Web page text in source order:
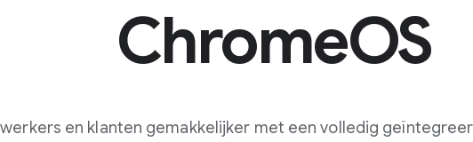
ChromeOS
en klanten gemakkelijker met een volledig